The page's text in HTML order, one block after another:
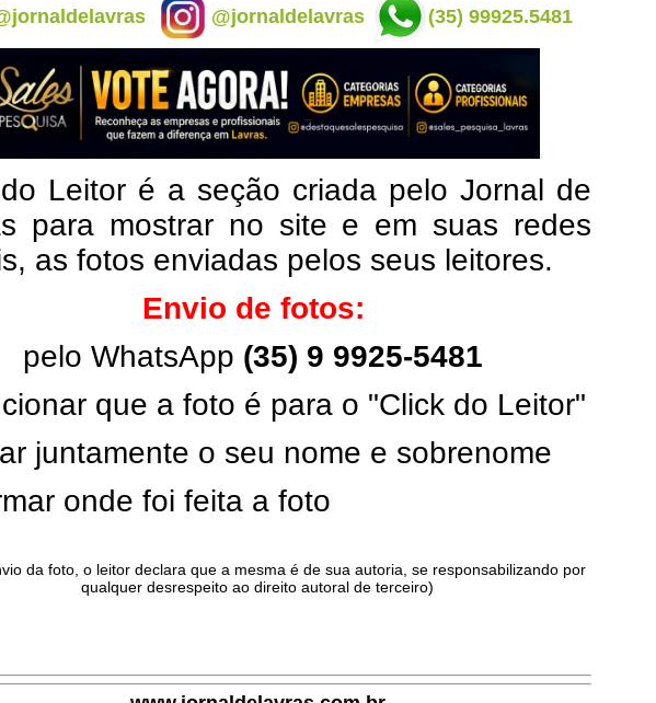
@jornaldelavras (35) 99925.5481
Leitor é a seção criada pelo Jornal de
para mostrar no site e em suas redes
as fotos enviadas pelos seus leitores.
Envio de fotos:
pelo WhatsApp (35) 9 9925-5481
que a foto é para o "Click do Leitor"
juntamente o seu nome e sobrenome
onde foi feita a foto
da foto, o leitor declara que a mesma é de sua autoria, se responsabilizando por
qualquer desrespeito ao direito autoral de terceiro)